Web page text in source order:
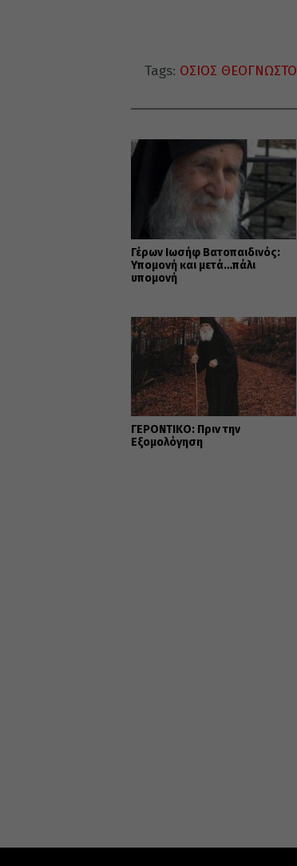
Tags: ΟΣΙΟΣ
Γέρων Ιωσήφ Βατοπαιδινός:
Υπομονή και μετά…πάλι
υπομονή
ΓΕΡΟΝΤΙΚΟ: Πριν την
Εξομολόγηση